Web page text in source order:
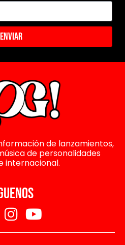
Enviar
de lanzamientos,
de personalidades
internacional.